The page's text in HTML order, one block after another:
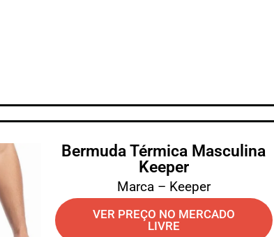
Bermuda Térmica Masculina
Keeper
Marca – Keeper
VER PREÇO NO MERCADO
LIVRE